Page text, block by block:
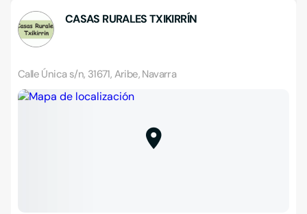
CASAS RURALES TXIKIRRÍN
Calle Única s/n, 31671, Aribe, Navarra